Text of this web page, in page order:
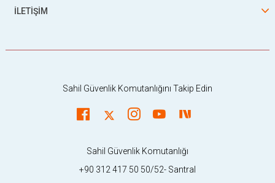
İLETİŞİM
Sahil Güvenlik Komutanlığını Takip Edin
Sahil Güvenlik Komutanlığı
+90 312 417 50 50/52- Santral